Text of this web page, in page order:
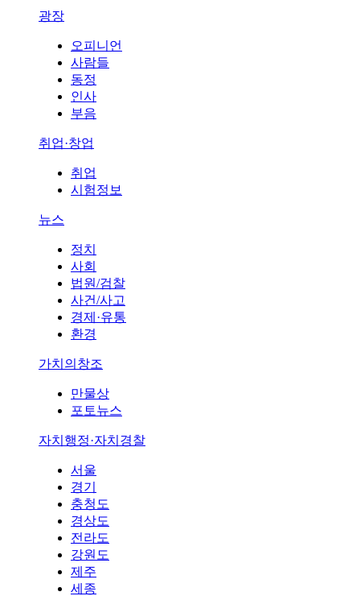
광장
오피니언
사람들
동정
인사
부음
취업·창업
취업
시험정보
뉴스
정치
사회
법원/검찰
사건/사고
경제·유통
환경
가치의창조
만물상
포토뉴스
자치행정·자치경찰
서울
경기
충청도
경상도
전라도
강원도
제주
세종